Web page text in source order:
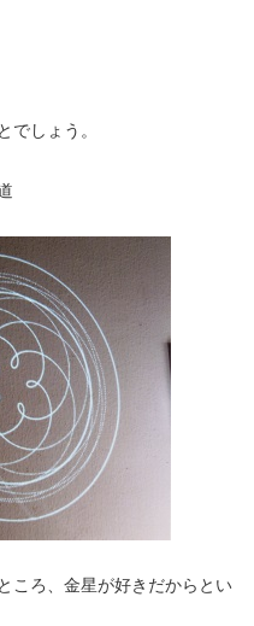
でしょう。
ころ、金星が好きだからとい